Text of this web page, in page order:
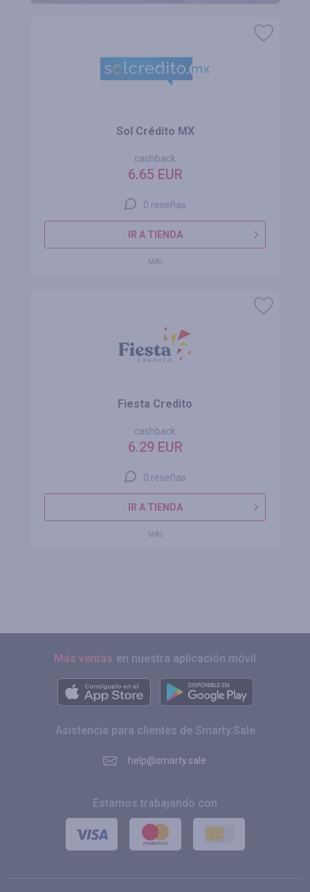
Sol Crédito MX
cashback
6.65 EUR
0 reseñas
IR A TIENDA
MÁS
Fiesta Credito
cashback
6.29 EUR
0 reseñas
IR A TIENDA
MÁS
Más ventas en nuestra aplicación móvil
Asistencia para clientes de Smarty.Sale
help@smarty.sale
Estamos trabajando con